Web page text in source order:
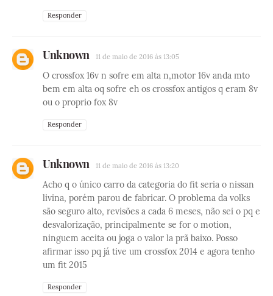
Responder
Unknown 11 de maio de 2016 às 13:05
O crossfox 16v n sofre em alta n,motor 16v anda mto
bem em alta oq sofre eh os crossfox antigos q eram 8v
ou o proprio fox 8v
Responder
Unknown 11 de maio de 2016 às 13:20
Acho q o único carro da categoria do fit seria o nissan
livina, porém parou de fabricar. O problema da volks
são seguro alto, revisões a cada 6 meses, não sei o pq e
desvalorização, principalmente se for o motion,
ninguem aceita ou joga o valor la prã baixo. Posso
afirmar isso pq já tive um crossfox 2014 e agora tenho
um fit 2015
Responder